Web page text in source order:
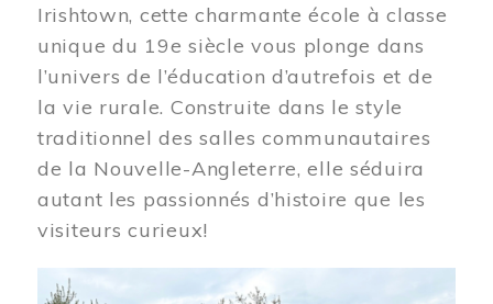
Irishtown, cette charmante école à classe
unique du 19e siècle vous plonge dans
l’univers de l’éducation d’autrefois et de
la vie rurale. Construite dans le style
traditionnel des salles communautaires
de la Nouvelle-Angleterre, elle séduira
autant les passionnés d’histoire que les
visiteurs curieux!
Image